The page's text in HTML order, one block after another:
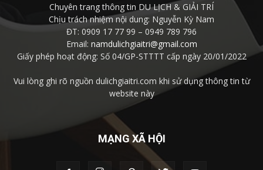
Chuyên trang thông tin DU LỊCH & GIẢI TRÍ
Chịu trách nhiệm nội dung: Nguyễn Kỳ Nam
ĐT: 0909 17 77 99 – 0949 789 796
Email: namdulichgiaitri@gmail.com
Giấy phép hoạt động: Số 04/GP-STTTT cấp ngày 20/01/2022
Vui lòng ghi rõ nguồn dulichgiaitri.com khi sử dụng thông tin từ
website này
MẠNG XÃ HỘI